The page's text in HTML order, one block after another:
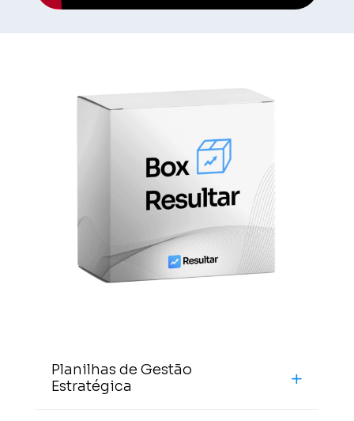
Planilhas de Gestão
Estratégica